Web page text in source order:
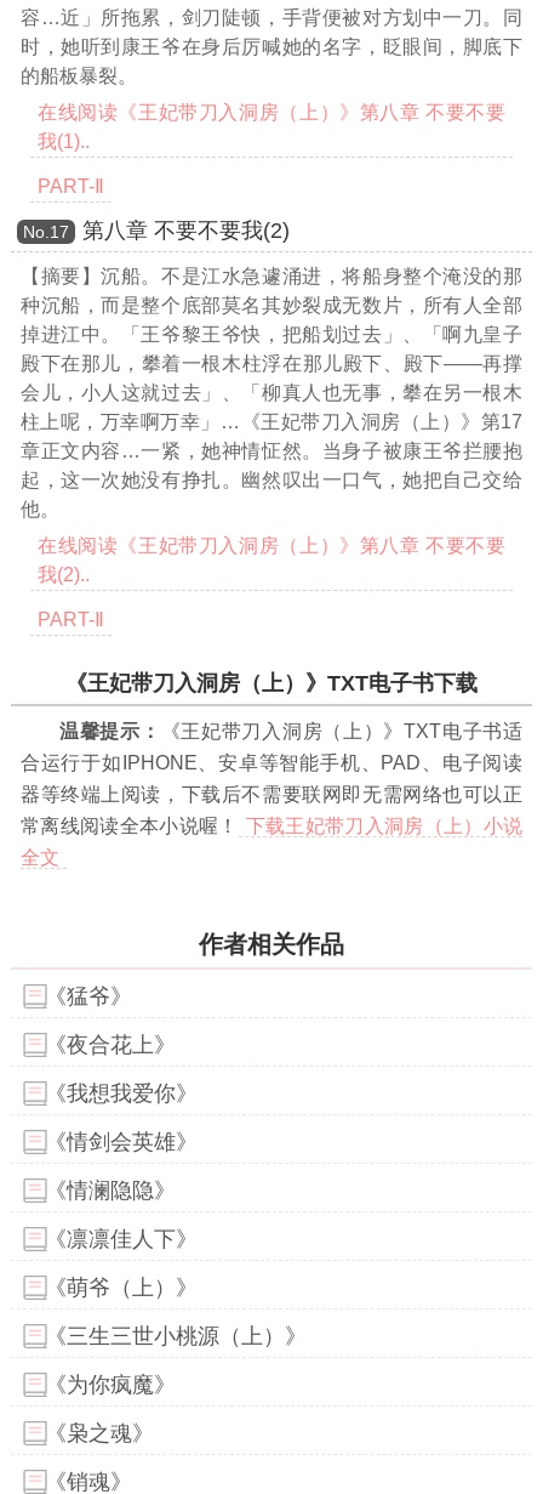
容…近」所拖累，剑刀陡顿，手背便被对方划中一刀。同
时，她听到康王爷在身后厉喊她的名字，眨眼间，脚底下
的船板暴裂。
在线阅读《王妃带刀入洞房（上）》第八章 不要不要
我(1)..
PART-Ⅱ
Νο.17 第八章 不要不要我(2)
【摘要】沉船。不是江水急遽涌进，将船身整个淹没的那
种沉船，而是整个底部莫名其妙裂成无数片，所有人全部
掉进江中。「王爷黎王爷快，把船划过去」、「啊九皇子
殿下在那儿，攀着一根木柱浮在那儿殿下、殿下——再撑
会儿，小人这就过去」、「柳真人也无事，攀在另一根木
柱上呢，万幸啊万幸」
…《王妃带刀入洞房（上）》第17
章正文内容…一紧，她神情怔然。当身子被康王爷拦腰抱
起，这一次她没有挣扎。幽然叹出一口气，她把自己交给
他。
在线阅读《王妃带刀入洞房（上）》第八章 不要不要
我(2)..
PART-Ⅱ
《王妃带刀入洞房（上）》TXT电子书下载
温馨提示：
《王妃带刀入洞房（上）》TXT电子书适
合运行于如IPHONE、安卓等智能手机、PAD、电子阅读
器等终端上阅读，下载后不需要联网即无需网络也可以正
常离线阅读全本小说喔！
下载王妃带刀入洞房（上）小说
全文
作者相关作品
《猛爷》
《夜合花上》
《我想我爱你》
《情剑会英雄》
《情澜隐隐》
《凛凛佳人下》
《萌爷（上）》
《三生三世小桃源（上）》
《为你疯魔》
《枭之魂》
《销魂》